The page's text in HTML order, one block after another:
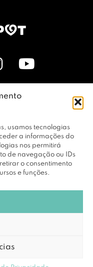
usamos tecnologias
a informações do
nos permitirá
de navegação ou IDs
o consentimento
e funções.
Todos os Direitos